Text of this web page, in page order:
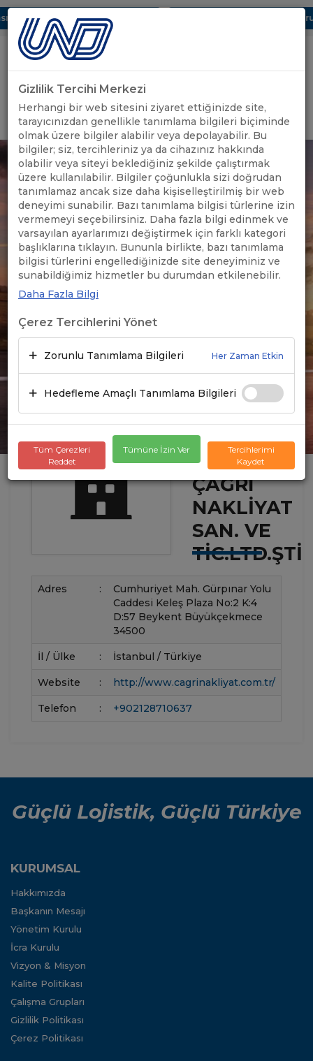
Dijital UBAK Bölümü Hakkında UND, Yunanistan Vize
Uluslararası Nakliyeciler Derneği
GİRİŞ YAP
ÇAĞRI
NAKLİYAT
SAN. VE
TİC.LTD.ŞTİ
Adres :
Cumhuriyet Mah. Gürpınar Yolu
Caddesi Keleş Plaza No:2 K:4
D:57 Beykent Büyükçekmece
34500
İl / Ülke : İstanbul / Türkiye
Website : http://www.cagrinakliyat.com.tr/
Telefon : +902128710637
Güçlü Lojistik, Güçlü Türkiye
KURUMSAL
Hakkımızda
Başkanın Mesajı
Yönetim Kurulu
İcra Kurulu
Vizyon & Misyon
Kalite Politikası
Çalışma Grupları
Gizlilik Politikası
Çerez Politikası
Gizlilik Tercihi Merkezi
Herhangi bir web sitesini ziyaret ettiğinizde site,
tarayıcınızdan genellikle tanımlama bilgileri biçiminde
olmak üzere bilgiler alabilir veya depolayabilir. Bu
bilgiler; siz, tercihleriniz ya da cihazınız hakkında
olabilir veya siteyi beklediğiniz şekilde çalıştırmak
üzere kullanılabilir. Bilgiler çoğunlukla sizi doğrudan
tanımlamaz ancak size daha kişiselleştirilmiş bir web
deneyimi sunabilir. Bazı tanımlama bilgisi türlerine izin
vermemeyi seçebilirsiniz. Daha fazla bilgi edinmek ve
varsayılan ayarlarımızı değiştirmek için farklı kategori
başlıklarına tıklayın. Bununla birlikte, bazı tanımlama
bilgisi türlerini engellediğinizde site deneyiminiz ve
sunabildiğimiz hizmetler bu durumdan etkilenebilir.
Daha Fazla Bilgi
Çerez Tercihlerini Yönet
Zorunlu Tanımlama Bilgileri Her Zaman Etkin
Hedefleme Amaçlı Tanımlama Bilgileri
Tüm Çerezleri
Reddet
Tümüne İzin Ver
Tercihlerimi
Kaydet